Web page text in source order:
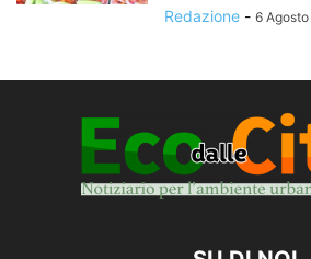
Redazione - 6